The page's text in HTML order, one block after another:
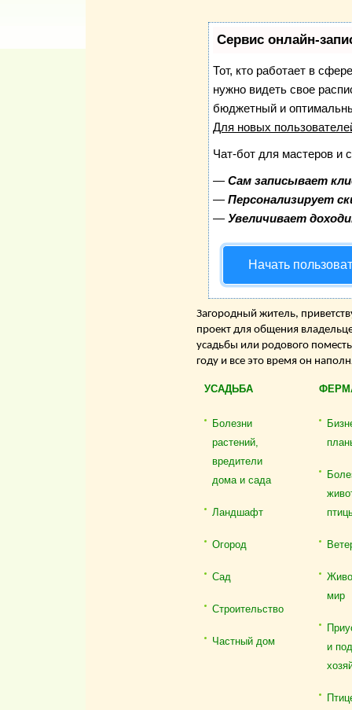
Сервис онлайн-
Тот, кто работает в
нужно видеть свое
бюджетный и
Для новых
Чат-бот для мастеров и
— Сам записывает
— Персонализирует
— Увеличивает
Начать
Загородный житель,
проект для общения
усадьбы или родового
году и все это время он
УСАДЬБА
Болезни
растений,
вредители
дома и сада
Ландшафт
Огород
Сад
Строительство
Частный дом
мир
и